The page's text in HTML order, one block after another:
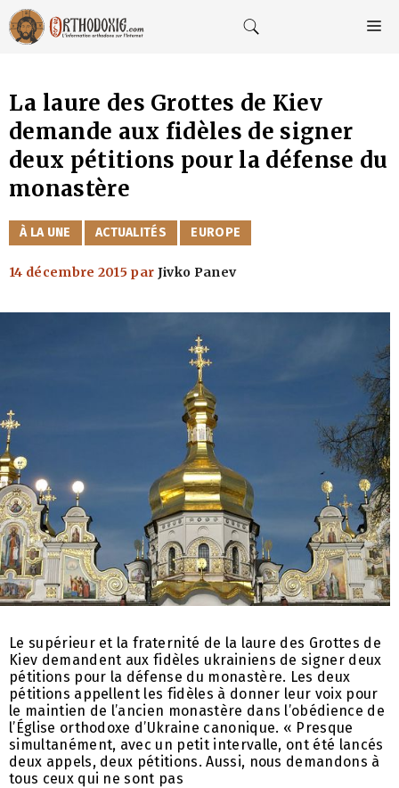
Aller
au
contenu
La laure des Grottes de Kiev
demande aux fidèles de signer
deux pétitions pour la défense du
monastère
CATÉGORIES
À LA UNE ACTUALITÉS EUROPE
14 décembre 2015 par Jivko Panev
Le supérieur et la fraternité de la laure des Grottes de
Kiev demandent aux fidèles ukrainiens de signer deux
pétitions pour la défense du monastère. Les deux
pétitions appellent les fidèles à donner leur voix pour
le maintien de l’ancien monastère dans l’obédience de
l’Église orthodoxe d’Ukraine canonique. « Presque
simultanément, avec un petit intervalle, ont été lancés
deux appels, deux pétitions. Aussi, nous demandons à
tous ceux qui ne sont pas